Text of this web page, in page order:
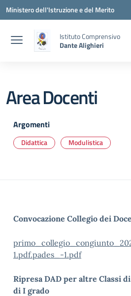
Vai ai contenuti
Vai al menu di navigazione
Vai al footer
Ministero dell'Istruzione e del Merito
Istituto Comprensivo
Dante Alighieri
Area Docenti
Argomenti
Didattica Modulistica
Convocazione Collegio dei
1.pdf.pades_-1.pdf
Ripresa DAD per altre Classi
di I grado